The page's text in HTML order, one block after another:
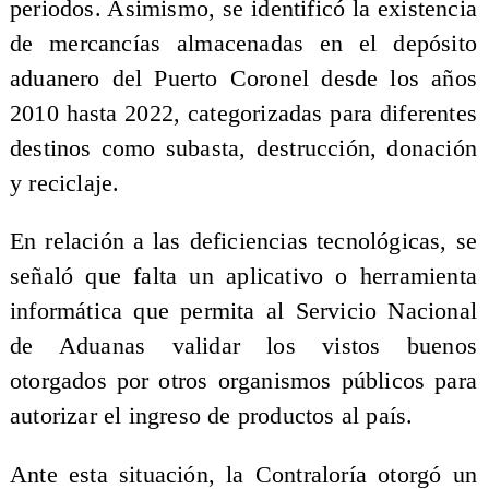
periodos. Asimismo, se identificó la existencia
de mercancías almacenadas en el depósito
aduanero del Puerto Coronel desde los años
2010 hasta 2022, categorizadas para diferentes
destinos como subasta, destrucción, donación
y reciclaje.
En relación a las deficiencias tecnológicas, se
señaló que falta un aplicativo o herramienta
informática que permita al Servicio Nacional
de Aduanas validar los vistos buenos
otorgados por otros organismos públicos para
autorizar el ingreso de productos al país.
Ante esta situación, la Contraloría otorgó un